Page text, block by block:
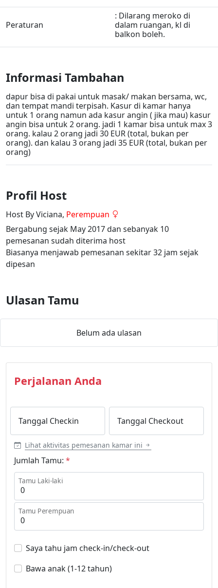
Peraturan
: Dilarang meroko di
dalam ruangan, kl di
balkon boleh.
Informasi Tambahan
dapur bisa di pakai untuk masak/ makan bersama, wc,
dan tempat mandi terpisah. Kasur di kamar hanya
untuk 1 orang namun ada kasur angin ( jika mau) kasur
angin bisa untuk 2 orang. jadi 1 kamar bisa untuk max 3
orang. kalau 2 orang jadi 30 EUR (total, bukan per
orang). dan kalau 3 orang jadi 35 EUR (total, bukan per
orang)
Profil Host
Host By Viciana, Perempuan
Bergabung sejak May 2017 dan sebanyak 10
pemesanan sudah diterima host
Biasanya menjawab pemesanan sekitar 32 jam sejak
dipesan
Ulasan Tamu
Belum ada ulasan
Perjalanan Anda
Tanggal Checkin Tanggal Checkout
Lihat aktivitas pemesanan kamar ini
Jumlah Tamu: *
Tamu Laki-laki
Tamu Perempuan
Saya tahu jam check-in/check-out
Bawa anak (1-12 tahun)